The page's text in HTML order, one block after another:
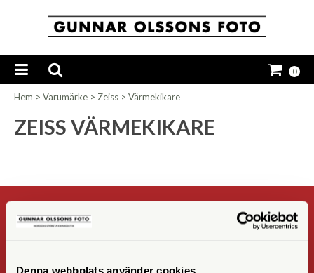
Denna webbplats använder cookies
0
Hem > Varumärke > Zeiss > Värmekikare
ZEISS VÄRMEKIKARE